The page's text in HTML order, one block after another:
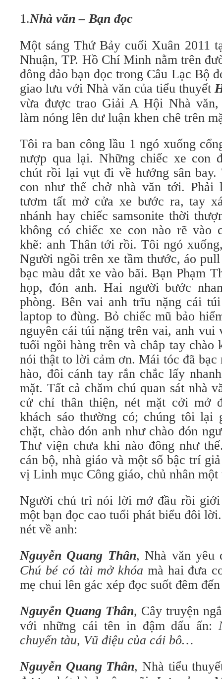
1.Nhà văn – Bạn đọc
Một sáng Thứ Bảy cuối Xuân 2011
Nhuận, TP. Hồ Chí Minh nằm trên
đông đảo bạn đọc trong Câu Lạc Bộ
giao lưu với Nhà văn của tiểu thuyết
vừa được trao Giải A Hội Nhà văn,
làm nóng lên dư luận khen chê trên
Tôi ra ban công lầu 1 ngó xuống
nượp qua lại. Những chiếc xe con
chút rồi lại vụt đi về hướng sân
con như thế chở nhà văn tới. Phải
tươm tất mở cửa xe bước ra, tay
nhánh hay chiếc samsonite thời
không có chiếc xe con nào rẽ vào
khẽ: anh Thân tới rồi. Tôi ngó
Người ngồi trên xe tầm thước, áo pull
bạc màu dắt xe vào bãi. Bạn Phạm
họp, đón anh. Hai người bước
phòng. Bên vai anh trĩu nặng cái
laptop to đùng. Bỏ chiếc mũ bảo
nguyên cái túi nặng trên vai, anh vui
tuổi ngồi hàng trên và chắp tay chào
nói thật to lời cảm ơn. Mái tóc đã bạc
hào, đôi cánh tay rắn chắc lấy
mặt. Tất cả chăm chú quan sát nhà
cử chỉ thân thiện, nét mặt cởi mở
khách sáo thường có; chúng tôi lại
chặt, chào đón anh như chào đón
Thư viện chưa khi nào đông như
cán bộ, nhà giáo và một số bậc trí
vị Linh mục Công giáo, chủ nhân
Người chủ trì nói lời mở đầu rồi
một bạn đọc cao tuổi phát biểu đôi
nét về anh:
Nguyễn Quang Thân, Nhà văn yêu
Chú bé có tài mở khóa mà hai đưa
mẹ chui lên gác xép đọc suốt đêm
Nguyễn Quang Thân, Cây truyện
với những cái tên in đậm dấu ấn:
chuyến tàu, Vũ điệu của cái bô…
Nguyễn Quang Thân, Nhà tiểu